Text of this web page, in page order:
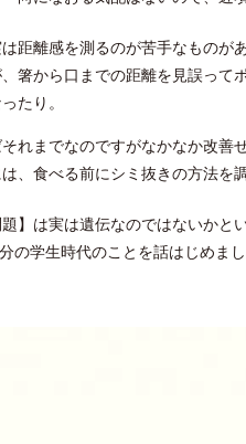
距離感を測るのが苦手なもの
箸から口までの距離を見誤っ
たり。
れまでなのですがなかなか改善
、食べる前にシミ抜きの方法を
】は実は遺伝なのではないかと
の学生時代のことを話はじめまし